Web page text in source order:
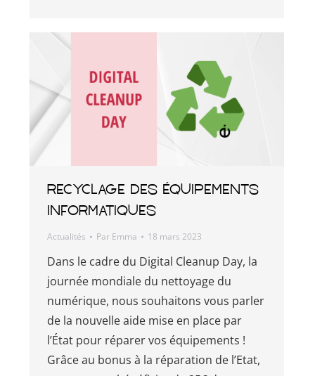
Recyclage des équipements
informatiques
Actualités Par Emma 18 mars 2023
Dans le cadre du Digital Cleanup Day, la
journée mondiale du nettoyage du
numérique, nous souhaitons vous parler
de la nouvelle aide mise en place par
l’État pour réparer vos équipements !
Grâce au bonus à la réparation de l’Etat,